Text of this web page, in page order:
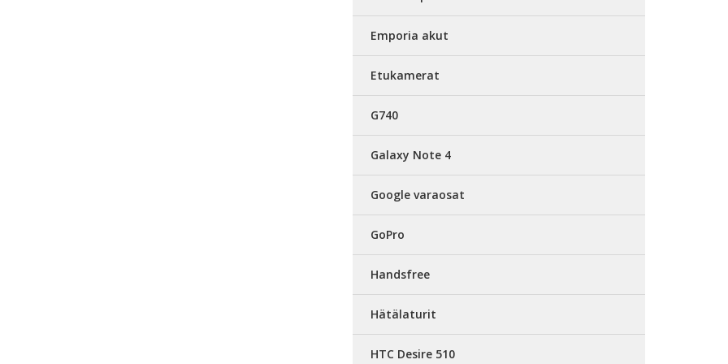
Emporia akut
Etukamerat
G740
Galaxy Note 4
Google varaosat
GoPro
Handsfree
Hätälaturit
HTC Desire 510